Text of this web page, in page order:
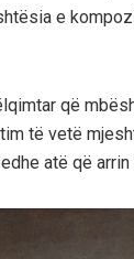
e
që
të vetë
atë që